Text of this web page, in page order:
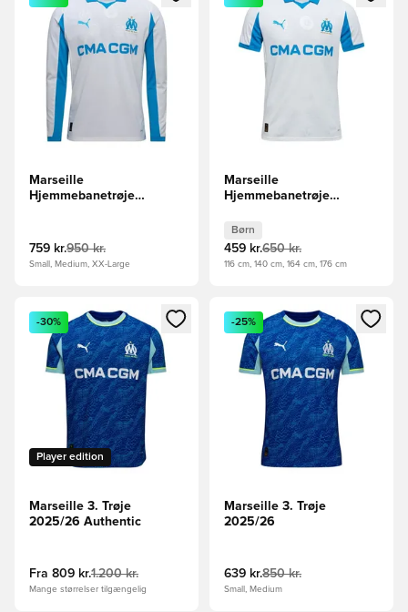
Marseille
Hjemmebanetrøje
759 kr.950 kr.
Small, Medium, XX-Large
Marseille
Hjemmebanetrøje
Børn
459 kr.650 kr.
116 cm, 140 cm, 164 cm, 176 cm
Åbner en Modal til at logge ind eller tilmelde dig som
Player edition
-30%
Marseille 3. Trøje
2025/26 Authentic
Fra 809 kr.1.200 kr.
Mange størrelser tilgængelig
Åbner en Modal til at logge
-25%
Marseille 3. Trøje
2025/26
639 kr.850 kr.
Small, Medium